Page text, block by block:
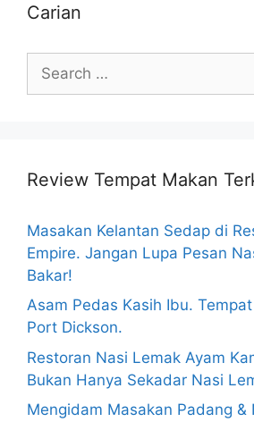
Carian
for:
Review Tempat Makan
Masakan Kelantan Sedap di
Empire. Jangan Lupa Pesan
Bakar!
Asam Pedas Kasih Ibu.
Port Dickson.
Restoran Nasi Lemak Ayam
Bukan Hanya Sekadar Nasi
Mengidam Masakan Padang &